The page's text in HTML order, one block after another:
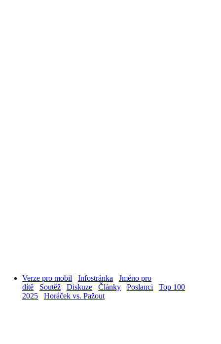
Verze pro mobil Infostránka
Jméno pro
dítě
Soutěž Diskuze Články Poslanci
Top 100
2025
Horáček vs. Pažout